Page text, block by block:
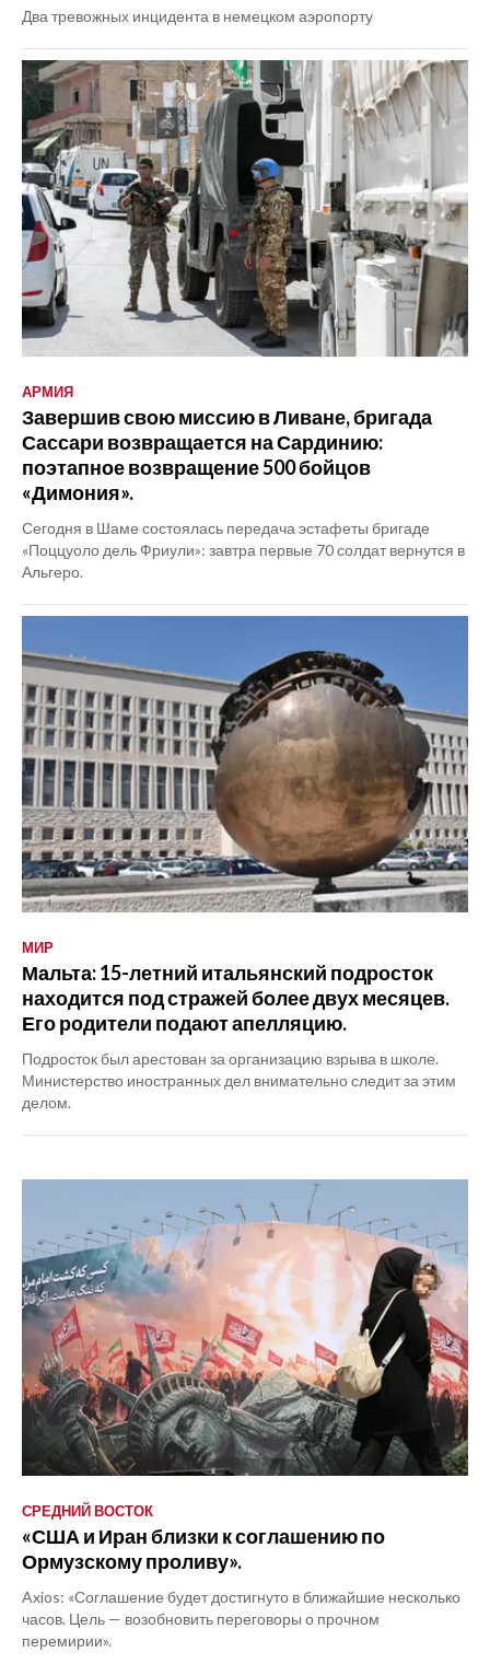
Два тревожных инцидента в немецком аэропорту
АРМИЯ
Завершив свою миссию в Ливане, бригада
Сассари возвращается на Сардинию:
поэтапное возвращение 500 бойцов
«Димония».
Сегодня в Шаме состоялась передача эстафеты бригаде
«Поццуоло дель Фриули»: завтра первые 70 солдат вернутся в
Альгеро.
МИР
Мальта: 15-летний итальянский подросток
находится под стражей более двух месяцев.
Его родители подают апелляцию.
Подросток был арестован за организацию взрыва в школе.
Министерство иностранных дел внимательно следит за этим
делом.
СРЕДНИЙ ВОСТОК
«США и Иран близки к соглашению по
Ормузскому проливу».
Axios: «Соглашение будет достигнуто в ближайшие несколько
часов. Цель — возобновить переговоры о прочном
перемирии».